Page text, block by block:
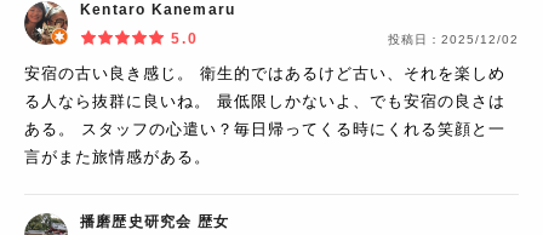
Kentaro Kanemaru
5.0
投稿日： 2025/12/02
安宿の古い良き感じ。 衛生的ではあるけど古い、それを楽しめ
る人なら抜群に良いね。 最低限しかないよ、でも安宿の良さは
ある。 スタッフの心遣い？毎日帰ってくる時にくれる笑顔と一
言がまた旅情感がある。
播磨歴史研究会 歴女